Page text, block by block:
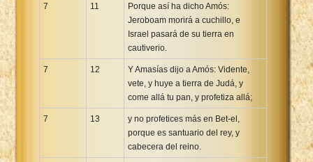
7 11
Porque así ha dicho Amós:
Jeroboam morirá a cuchillo, e
Israel pasará de su tierra en
cautiverio.
7 12
Y Amasías dijo a Amós: Vidente,
vete, y huye a tierra de Judá, y
come allá tu pan, y profetiza allá;
7 13
y no profetices más en Bet-el,
porque es santuario del rey, y
cabecera del reino.